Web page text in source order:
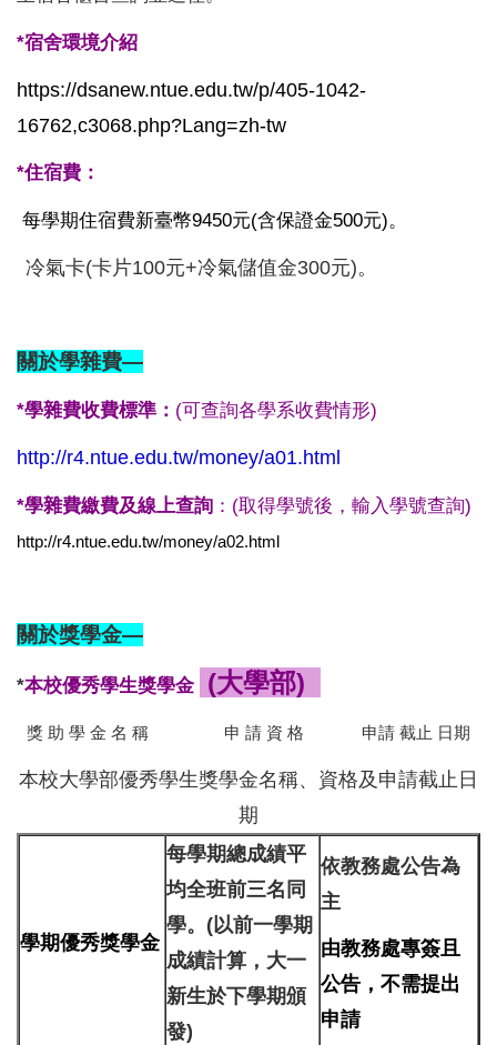
*宿舍環境介紹
https://dsanew.ntue.edu.tw/p/405-1042-
16762,c3068.php?Lang=zh-tw
*住宿費：
每學期住宿費新臺幣9450元(含保證金500元)。
冷氣卡(卡片100元+冷氣儲值金300元)。
關於學雜費—
*學雜費收費標準： (可查詢各學系收費情形)
http://r4.ntue.edu.tw/money/a01.html
*學雜費繳費及線上查詢 ：(取得學號後，輸入學號查詢)
http://r4.ntue.edu.tw/money/a02.html
關於獎學金—
*本校優秀學生獎學金 (大學部)
獎 助 學 金 名 稱 申 請 資 格 申請 截止 日期
本校大學部優秀學生獎學金名稱、資格及申請截止日
期
學期優秀獎學金
每學期總成績平
均全班前三名同
學。(以前一學期
成績計算，大一
新生於下學期頒
發)
依教務處公告為
主
由教務處專簽且
公告 ， 不需提出
申請